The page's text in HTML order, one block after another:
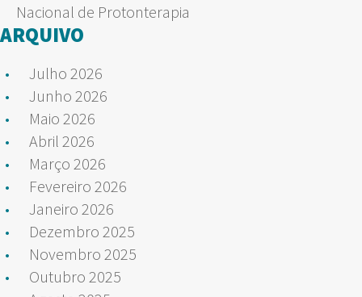
Nacional de Protonterapia
ARQUIVO
Julho 2026
Junho 2026
Maio 2026
Abril 2026
Março 2026
Fevereiro 2026
Janeiro 2026
Dezembro 2025
Novembro 2025
Outubro 2025